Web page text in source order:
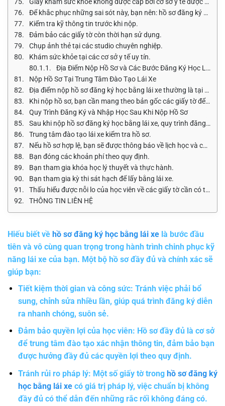
Để khắc phục những sai sót này, bạn nên: hồ sơ đăng ký học
Kiểm tra kỹ thông tin trước khi nộp.
Đảm bảo các giấy tờ còn thời hạn sử dụng.
Chụp ảnh thẻ tại các studio chuyên nghiệp.
Khám sức khỏe tại các cơ sở y tế uy tín.
Địa Điểm Nộp Hồ Sơ và Các Bước Đăng Ký Học Lái Xe
Nộp Hồ Sơ Tại Trung Tâm Đào Tạo Lái Xe
Địa điểm nộp hồ sơ đăng ký học bằng lái xe thường là tại
Khi nộp hồ sơ, bạn cần mang theo bản gốc các giấy tờ để đối
Quy Trình Đăng Ký và Nhập Học Sau Khi Nộp Hồ Sơ
Sau khi nộp hồ sơ đăng ký học bằng lái xe, quy trình đăng ký
Trung tâm đào tạo lái xe kiểm tra hồ sơ.
Nếu hồ sơ hợp lệ, bạn sẽ được thông báo về lịch học và các
Bạn đóng các khoản phí theo quy định.
Bạn tham gia khóa học lý thuyết và thực hành.
Bạn tham gia kỳ thi sát hạch để lấy bằng lái xe.
Thấu hiểu được nỗi lo của học viên về các giấy tờ cần có trong
THÔNG TIN LIÊN HỆ
Hiếu biết về hồ sơ đăng ký học bằng lái xe là bước đầu
tiên và vô cùng quan trọng trong hành trình chinh phục kỹ
năng lái xe của bạn. Một bộ hồ sơ đầy đủ và chính xác sẽ
giúp bạn:
Tiết kiệm thời gian và công sức: Tránh việc phải bổ
sung, chỉnh sửa nhiều lần, giúp quá trình đăng ký diễn
ra nhanh chóng, suôn sẻ.
Đảm bảo quyền lợi của học viên: Hồ sơ đầy đủ là cơ sở
để trung tâm đào tạo xác nhận thông tin, đảm bảo bạn
được hưởng đầy đủ các quyền lợi theo quy định.
Tránh rủi ro pháp lý: Một số giấy tờ trong hồ sơ đăng ký
học bằng lái xecó giá trị pháp lý, việc chuẩn bị không
đầy đủ có thể dẫn đến những rắc rối không đáng có.